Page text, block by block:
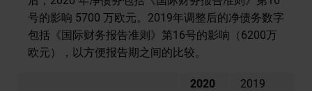
号的影响 5700 万欧元。2019年调整后的净债务数字
包括《国际财务报告准则》第16号的影响（6200万
欧元），以方便报告期之间的比较。
2020 2019